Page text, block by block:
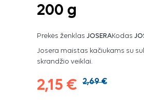
200 g
Prekės ženklas JOSERAKodas
Josera maistas kačiukams su
skrandžio veiklai.
2,15 € 2,69 €